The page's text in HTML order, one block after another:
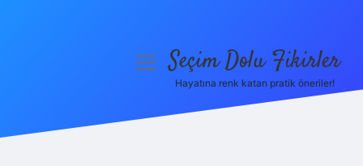
menüyüSeçim Dolu Fikirler
Hayatına renk katan pratik öneriler!